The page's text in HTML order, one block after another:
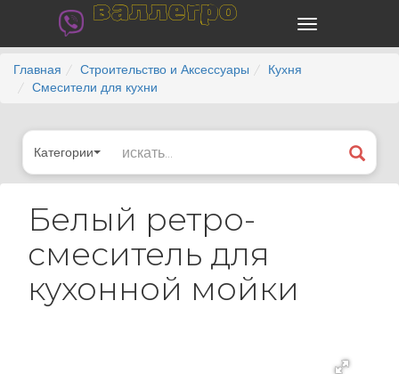
валлегро
Главная Строительство и Аксессуары
Кухня
Смесители для кухни
Категории
Белый ретро-
смеситель для
кухонной мойки